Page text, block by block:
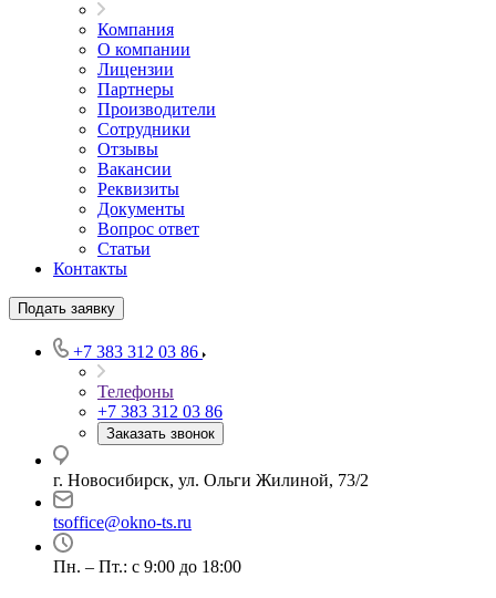
Компания
О компании
Лицензии
Партнеры
Производители
Сотрудники
Отзывы
Вакансии
Реквизиты
Документы
Вопрос ответ
Статьи
Контакты
Подать заявку
+7 383 312 03 86
Телефоны
+7 383 312 03 86
Заказать звонок
г. Новосибирск, ул. Ольги Жилиной, 73/2
tsoffice@okno-ts.ru
Пн. – Пт.: с 9:00 до 18:00